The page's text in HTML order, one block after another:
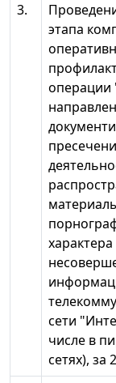
3.
этапа
операции
сети
числе в
сетях), за